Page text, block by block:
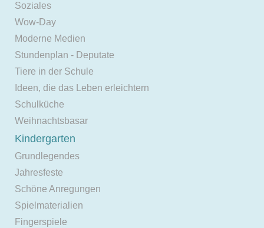
Soziales
Wow-Day
Moderne Medien
Stundenplan - Deputate
Tiere in der Schule
Ideen, die das Leben erleichtern
Schulküche
Weihnachtsbasar
Kindergarten
Grundlegendes
Jahresfeste
Schöne Anregungen
Spielmaterialien
Fingerspiele